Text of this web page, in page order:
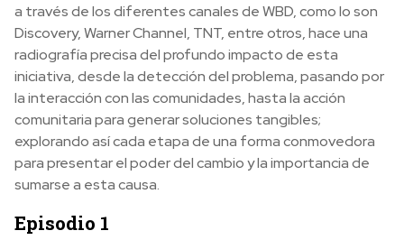
a través de los diferentes canales de WBD, como lo son
Discovery, Warner Channel, TNT, entre otros, hace una
radiografía precisa del profundo impacto de esta
iniciativa, desde la detección del problema, pasando por
la interacción con las comunidades, hasta la acción
comunitaria para generar soluciones tangibles;
explorando así cada etapa de una forma conmovedora
para presentar el poder del cambio y la importancia de
sumarse a esta causa.
Episodio 1